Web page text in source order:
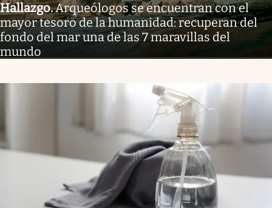
Hallazgo.Arqueólogos se encuentran con el
mayor tesoro de la humanidad: recuperan del
fondo del mar una de las 7 maravillas del
mundo